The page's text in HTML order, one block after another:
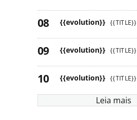
{{evolution}} {{TITLE}}
{{evolution}} {{TITLE}}
{{evolution}} {{TITLE}}
Leia mais